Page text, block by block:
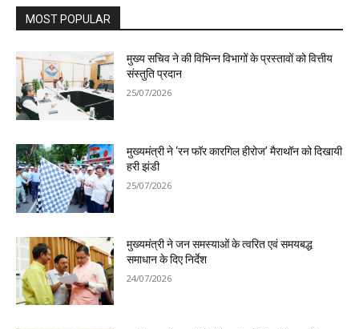
MOST POPULAR
मुख्य सचिव ने की विभिन्न विभागों के प्रस्तावों को वित्तीय
संस्तुति प्रदान
25/07/2026
मुख्यमंत्री ने ‘रन फॉर कारगिल हीरोज’ मैराथॉन को दिखायी
हरी झंडी
25/07/2026
मुख्यमंत्री ने जन समस्याओं के त्वरित एवं समयबद्ध
समाधान के दिए निर्देश
24/07/2026